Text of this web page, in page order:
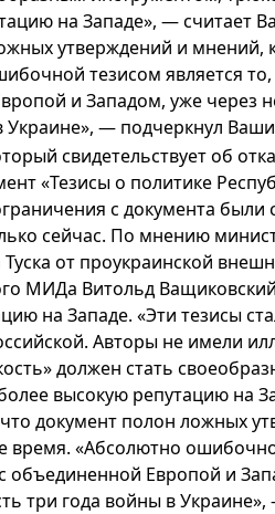
на Западе», — считает
утверждений и мнений,
тезисом является
и Западом, уже через
— подчеркнул
свидетельствует об
«Тезисы о политике
с документа
сейчас. По мнению
от проукраинской
МИДа Витольд
на Западе. «Эти тезисы
Авторы не имели
должен стать
высокую репутацию на
документ полон ложных
время. «Абсолютно
объединенной Европой и
три года войны в